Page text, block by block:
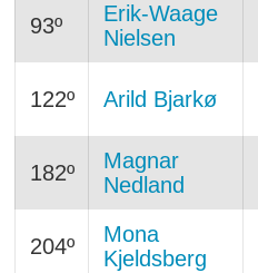
93º
Erik-Waage
Nielsen
122º Arild Bjarkø
182º
Magnar
Nedland
204º
Mona
Kjeldsberg